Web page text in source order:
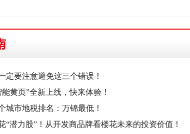
定要注意避免这三个错误！
黄页”全新上线，快来体验！
城市地税排名：万锦最低！
“潜力股”！从开发商品牌看楼花未来的投资价值！